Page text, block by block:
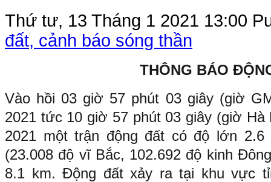
Thứ tư, 13 Tháng 1 2021 13:00
đất, cảnh báo sóng thần
THÔNG BÁO
Vào hồi 03 giờ 57 phút 03 giây (giờ
2021 tức 10 giờ 57 phút 03 giây (giờ Hà
2021 một trận động đất có độ lớn
(23.008 độ vĩ Bắc, 102.692 độ kinh
8.1 km. Động đất xảy ra tại khu vực